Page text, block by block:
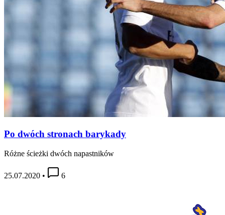
Po dwóch stronach barykady
Różne ścieżki dwóch napastników
25.07.2020 • 6